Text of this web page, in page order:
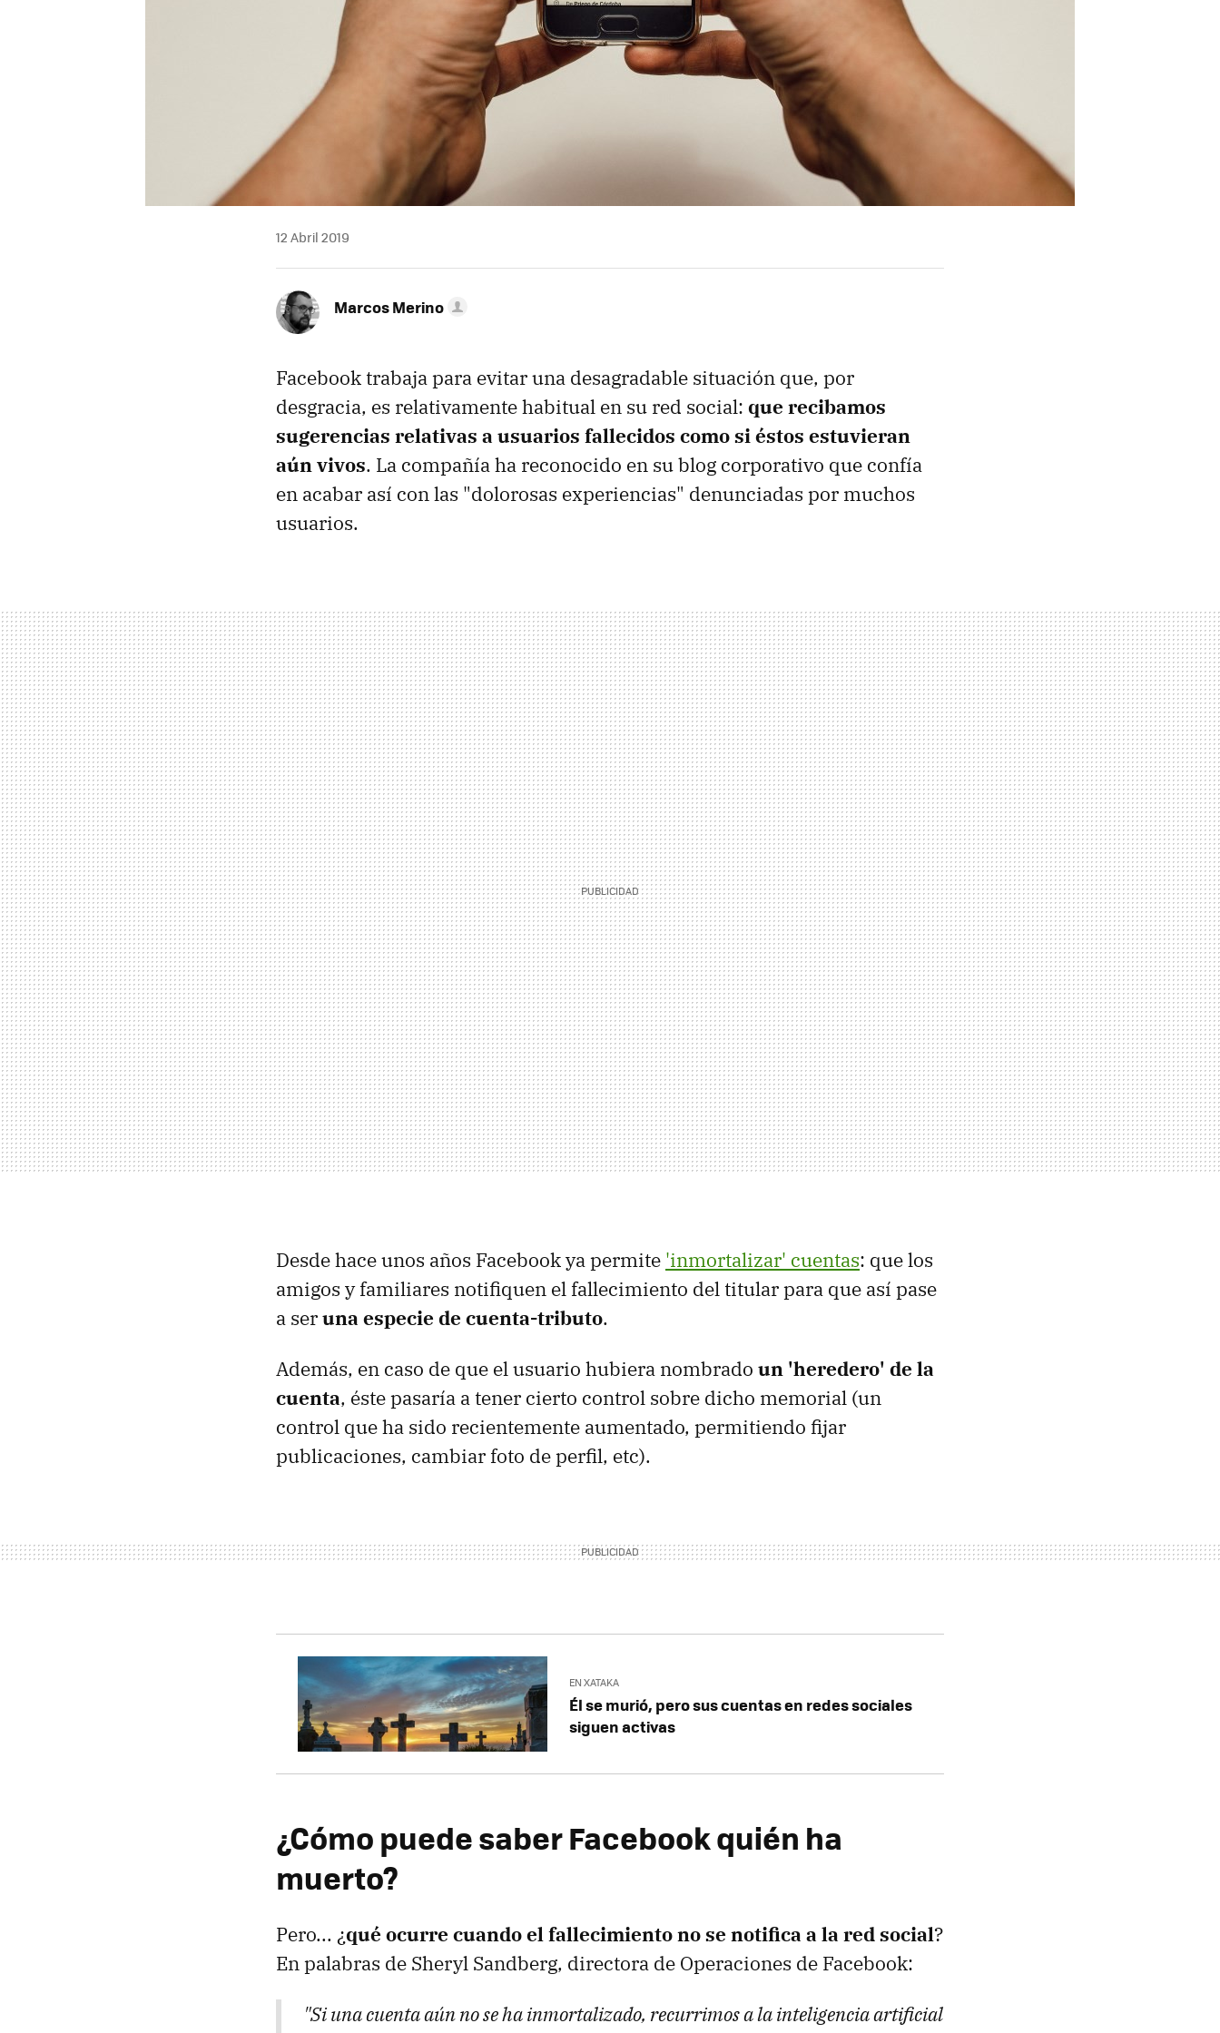
12 Abril 2019
Marcos Merino
Facebook trabaja para evitar una desagradable situación que, por
desgracia, es relativamente habitual en su red social: que recibamos
sugerencias relativas a usuarios fallecidos como si éstos estuvieran
aún vivos. La compañía ha reconocido en su blog corporativo que confía
en acabar así con las "dolorosas experiencias" denunciadas por muchos
usuarios.
Desde hace unos años Facebook ya permite 'inmortalizar' cuentas: que los
amigos y familiares notifiquen el fallecimiento del titular para que así pase
a seruna especie de cuenta-tributo.
Además, en caso de que el usuario hubiera nombrado un 'heredero' de la
cuenta, éste pasaría a tener cierto control sobre dicho memorial (un
control que ha sido recientemente aumentado, permitiendo fijar
publicaciones, cambiar foto de perfil, etc).
EN XATAKA
Él se murió, pero sus cuentas en redes sociales
siguen activas
¿Cómo puede saber Facebook quién ha
muerto?
Pero... ¿qué ocurre cuando el fallecimiento no se notifica a la red social?
En palabras de Sheryl Sandberg, directora de Operaciones de Facebook:
"Si una cuenta aún no se ha inmortalizado, recurrimos a la inteligencia artificial